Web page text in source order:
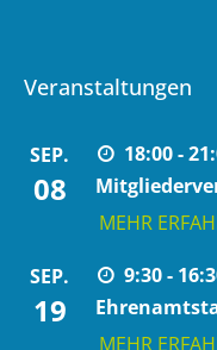
Veranstaltungen
SEP.
08
18:00 -
MEHR
SEP.
19
9:30 -
MEHR